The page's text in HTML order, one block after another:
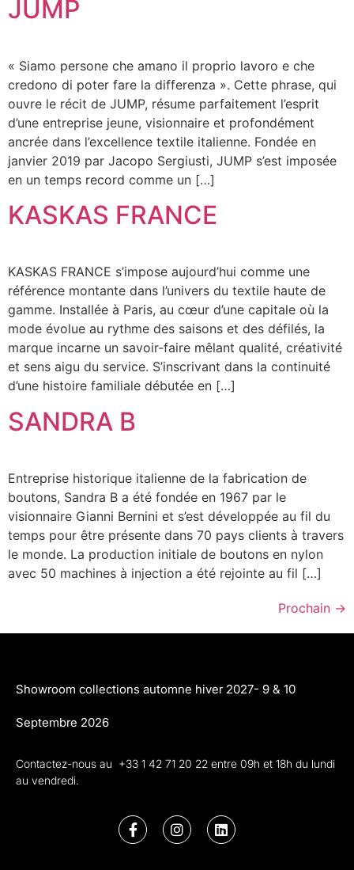
JUMP
« Siamo persone che amano il proprio lavoro e che
credono di poter fare la differenza ». Cette phrase, qui
ouvre le récit de JUMP, résume parfaitement l’esprit
d’une entreprise jeune, visionnaire et profondément
ancrée dans l’excellence textile italienne. Fondée en
janvier 2019 par Jacopo Sergiusti, JUMP s’est imposée
en un temps record comme un […]
KASKAS FRANCE
KASKAS FRANCE s’impose aujourd’hui comme une
référence montante dans l’univers du textile haute de
gamme. Installée à Paris, au cœur d’une capitale où la
mode évolue au rythme des saisons et des défilés, la
marque incarne un savoir-faire mêlant qualité, créativité
et sens aigu du service. S’inscrivant dans la continuité
d’une histoire familiale débutée en […]
SANDRA B
Entreprise historique italienne de la fabrication de
boutons, Sandra B a été fondée en 1967 par le
visionnaire Gianni Bernini et s’est développée au fil du
temps pour être présente dans 70 pays clients à travers
le monde. La production initiale de boutons en nylon
avec 50 machines à injection a été rejointe au fil […]
Prochain →
Showroom collections automne hiver 2027- 9 & 10
Septembre 2026
Contactez-nous au +33 1 42 71 20 22 entre 09h et 18h du lundi
au vendredi.